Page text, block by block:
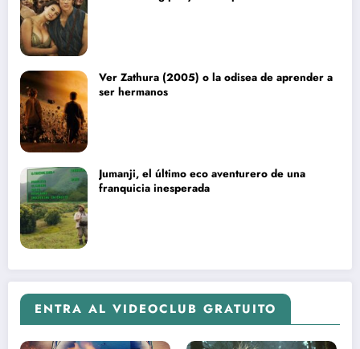
Ver Zathura (2005) o la odisea de aprender a
ser hermanos
Jumanji, el último eco aventurero de una
franquicia inesperada
ENTRA AL VIDEOCLUB GRATUITO